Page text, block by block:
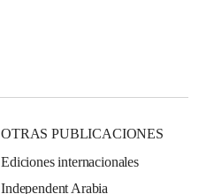
OTRAS PUBLICACIONES
Ediciones internacionales
Independent Arabia